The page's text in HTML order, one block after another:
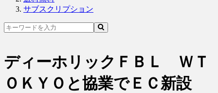
サブスクリプション
ディーホリックＦＢＬ ＷＴ
ＯＫＹＯと協業でＥＣ新設